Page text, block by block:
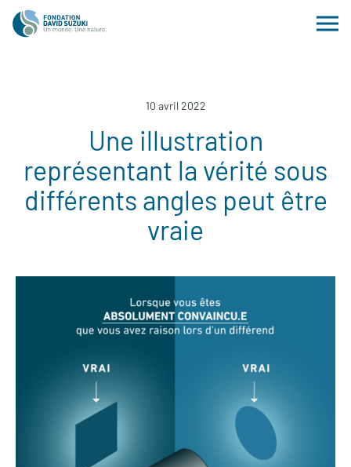
10 avril 2022
Une illustration
représentant la vérité sous
différents angles peut être
vraie